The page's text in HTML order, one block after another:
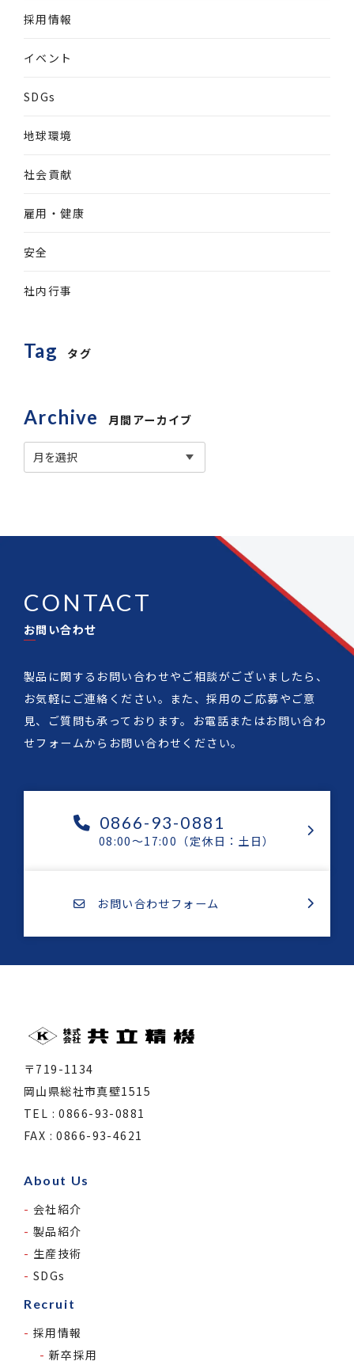
採用情報
イベント
SDGs
地球環境
社会貢献
雇用・健康
安全
社内行事
Tag タグ
Archive 月間アーカイブ
CONTACT
お問い合わせ
製品に関するお問い合わせやご相談がございましたら、
お気軽にご連絡ください。また、採用のご応募やご意
見、ご質問も承っております。お電話またはお問い合わ
せフォームからお問い合わせください。
0866-93-0881
08:00～17:00（定休日：土日）
お問い合わせフォーム
〒719-1134
岡山県総社市真壁1515
TEL : 0866-93-0881
FAX : 0866-93-4621
About Us
会社紹介
製品紹介
生産技術
SDGs
Recruit
採用情報
新卒採用